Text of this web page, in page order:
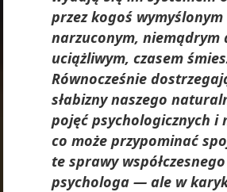
przez kogoś
narzuconym, niemądrym
uciążliwym, czasem
Równocześnie
słabizny naszego
pojęć psychologicznych i
co może przypominać
te sprawy współczesnego
psychologa — ale w